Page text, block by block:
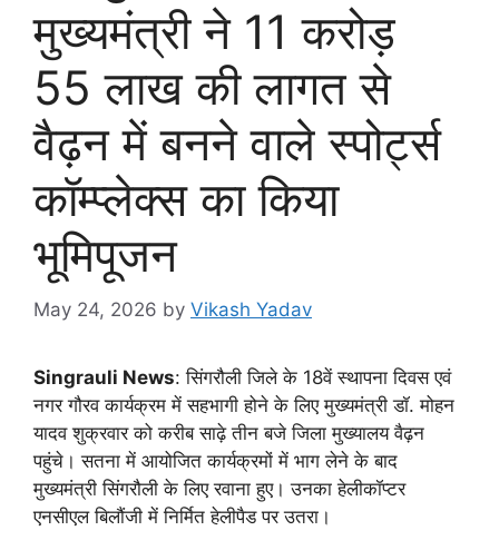
मुख्यमंत्री ने 11 करोड़
55 लाख की लागत से
वैढ़न में बनने वाले स्पोर्ट्स
कॉम्प्लेक्स का किया
भूमिपूजन
May 24, 2026 by Vikash Yadav
Singrauli News: सिंगरौली जिले के 18वें स्थापना दिवस एवं
नगर गौरव कार्यक्रम में सहभागी होने के लिए मुख्यमंत्री डॉ. मोहन
यादव शुक्रवार को करीब साढ़े तीन बजे जिला मुख्यालय वैढ़न
पहुंचे। सतना में आयोजित कार्यक्रमों में भाग लेने के बाद
मुख्यमंत्री सिंगरौली के लिए रवाना हुए। उनका हेलीकॉप्टर
एनसीएल बिलौंजी में निर्मित हेलीपैड पर उतरा।